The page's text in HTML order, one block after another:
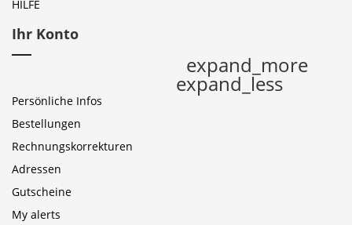
HILFE
Ihr Konto
expand_more
expand_less
Persönliche Infos
Bestellungen
Rechnungskorrekturen
Adressen
Gutscheine
My alerts